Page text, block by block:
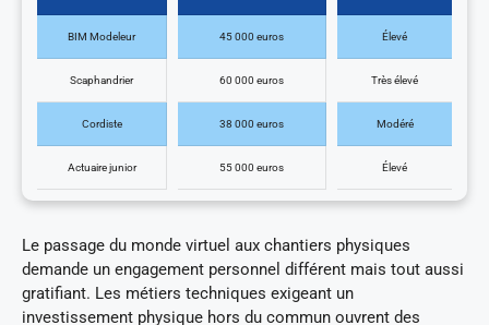
BIM Modeleur 45 000 euros Élevé
Scaphandrier 60 000 euros Très élevé
Cordiste 38 000 euros Modéré
Actuaire junior 55 000 euros Élevé
Le passage du monde virtuel aux chantiers physiques
demande un engagement personnel différent mais tout aussi
gratifiant. Les métiers techniques exigeant un
investissement physique hors du commun ouvrent des